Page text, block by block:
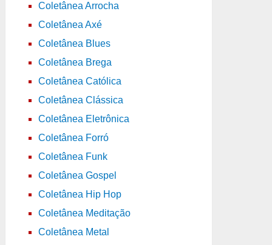
Coletânea Arrocha
Coletânea Axé
Coletânea Blues
Coletânea Brega
Coletânea Católica
Coletânea Clássica
Coletânea Eletrônica
Coletânea Forró
Coletânea Funk
Coletânea Gospel
Coletânea Hip Hop
Coletânea Meditação
Coletânea Metal